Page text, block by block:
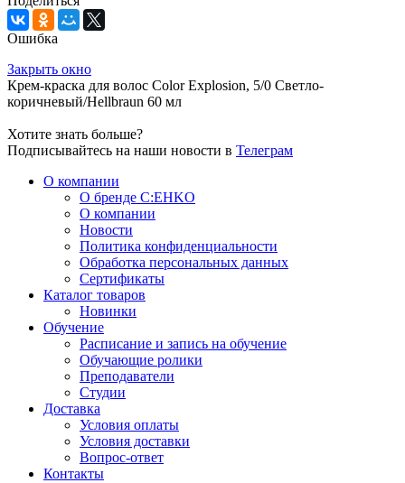
Ошибка
Закрыть окно
Крем-краска для волос Color Explosion, 5/0 Светло-
коричневый/Hеllbraun 60 мл
Хотите знать больше?
Подписывайтесь на наши новости в Телеграм
О компании
О бренде C:EHKO
О компании
Новости
Политика конфиденциальности
Обработка персональных данных
Сертификаты
Каталог товаров
Новинки
Обучение
Расписание и запись на обучение
Обучающие ролики
Преподаватели
Студии
Доставка
Условия оплаты
Условия доставки
Вопрос-ответ
Контакты